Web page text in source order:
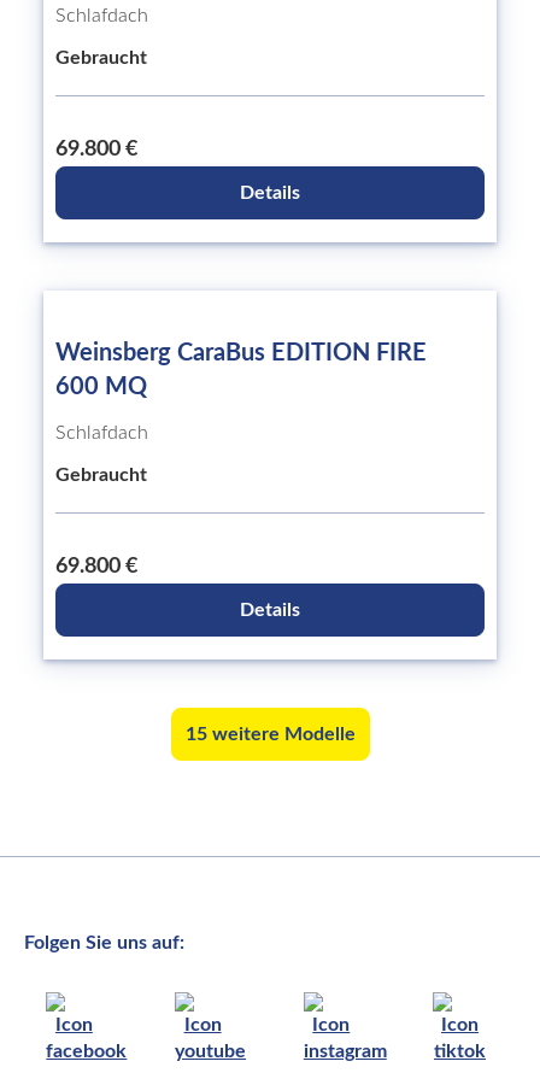
Schlafdach
Gebraucht
69.800 €
Details
Weinsberg CaraBus EDITION FIRE
600 MQ
Schlafdach
Gebraucht
69.800 €
Details
15 weitere Modelle
Folgen Sie uns auf: